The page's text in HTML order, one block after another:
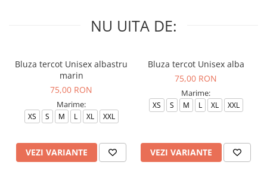
NU UITA DE:
Bluza tercot Unisex albastru
marin
75,00 RON
Marime:
XS S M L XL XXL
VEZI VARIANTE
Bluza tercot Unisex alba
75,00 RON
Marime:
XS S M L XL XXL
VEZI VARIANTE